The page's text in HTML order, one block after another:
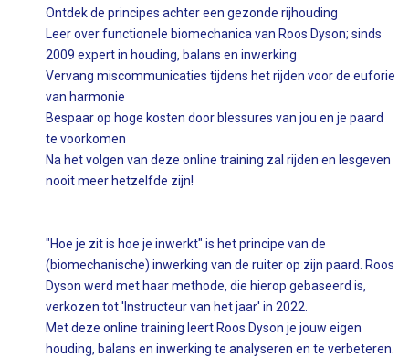
Ontdek de principes achter een gezonde rijhouding
Leer over functionele biomechanica van Roos Dyson; sinds
2009 expert in houding, balans en inwerking
Vervang miscommunicaties tijdens het rijden voor de euforie
van harmonie
Bespaar op hoge kosten door blessures van jou en je paard
te voorkomen
Na het volgen van deze online training zal rijden en lesgeven
nooit meer hetzelfde zijn!
"Hoe je zit is hoe je inwerkt" is het principe van de
(biomechanische) inwerking van de ruiter op zijn paard. Roos
Dyson werd met haar methode, die hierop gebaseerd is,
verkozen tot 'Instructeur van het jaar' in 2022.
Met deze online training leert Roos Dyson je jouw eigen
houding, balans en inwerking te analyseren en te verbeteren.